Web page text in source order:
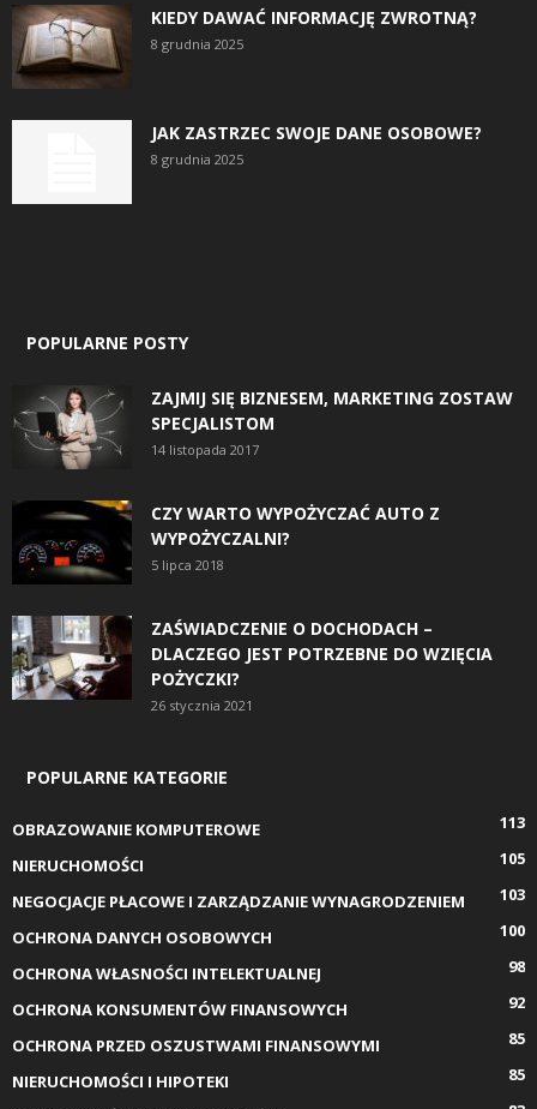
KIEDY DAWAĆ INFORMACJĘ ZWROTNĄ?
8 grudnia 2025
JAK ZASTRZEC SWOJE DANE OSOBOWE?
8 grudnia 2025
POPULARNE POSTY
ZAJMIJ SIĘ BIZNESEM, MARKETING ZOSTAW
SPECJALISTOM
14 listopada 2017
CZY WARTO WYPOŻYCZAĆ AUTO Z
WYPOŻYCZALNI?
5 lipca 2018
ZAŚWIADCZENIE O DOCHODACH –
DLACZEGO JEST POTRZEBNE DO WZIĘCIA
POŻYCZKI?
26 stycznia 2021
POPULARNE KATEGORIE
OBRAZOWANIE KOMPUTEROWE
113
NIERUCHOMOŚCI
105
NEGOCJACJE PŁACOWE I ZARZĄDZANIE WYNAGRODZENIEM
103
OCHRONA DANYCH OSOBOWYCH
100
OCHRONA WŁASNOŚCI INTELEKTUALNEJ
98
OCHRONA KONSUMENTÓW FINANSOWYCH
92
OCHRONA PRZED OSZUSTWAMI FINANSOWYMI
85
NIERUCHOMOŚCI I HIPOTEKI
85